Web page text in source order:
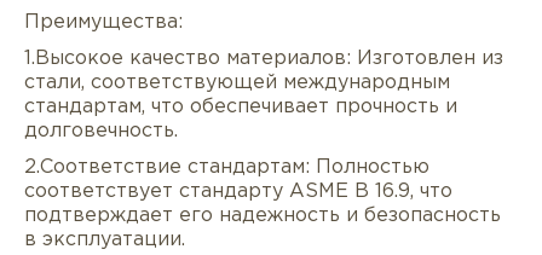
Описание
Преимущества:
1.Высокое качество материалов: Изготовлен из
стали, соответствующей международным
стандартам, что обеспечивает прочность и
долговечность.
2.Соответствие стандартам: Полностью
соответствует стандарту ASME B 16.9, что
подтверждает его надежность и безопасность
в эксплуатации.